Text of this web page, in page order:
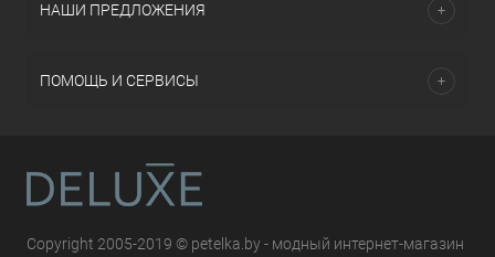
НАШИ ПРЕДЛОЖЕНИЯ
ПОМОЩЬ И СЕРВИСЫ
Copyright 2005-2019 © petelka.by - модный интернет-магазин